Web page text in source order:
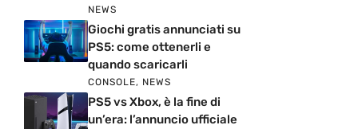
NEWS
Giochi gratis annunciati su
PS5: come ottenerli e
quando scaricarli
CONSOLE, NEWS
PS5 vs Xbox, è la fine di
un’era: l’annuncio ufficiale